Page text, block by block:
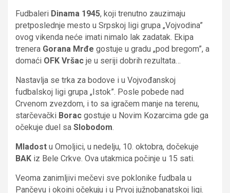
Fudbaleri Dinama 1945, koji trenutno zauzimaju
pretposlednje mesto u Srpskoj ligi grupa „Vojvodina”
ovog vikenda neće imati nimalo lak zadatak. Ekipa
trenera Gorana Mrđe gostuje u gradu „pod bregom”, a
domaći OFK Vršac je u seriji dobrih rezultata…
Nastavlja se trka za bodove i u Vojvođanskoj
fudbalskoj ligi grupa „Istok”. Posle pobede nad
Crvenom zvezdom, i to sa igračem manje na terenu,
starčevački Borac gostuje u Novim Kozarcima gde ga
očekuje duel sa Slobodom.
Mladost u Omoljici, u nedelju, 10. oktobra, dočekuje
BAK iz Bele Crkve. Ova utakmica počinje u 15 sati.
Veoma zanimljivi mečevi sve poklonike fudbala u
Pančevu i okoini očekuju i u Prvoj južnobanatskoj ligi.